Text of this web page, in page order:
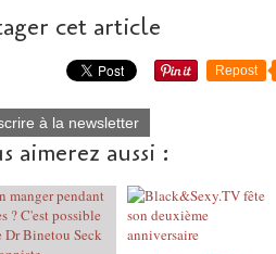
cet article
Repost
à la newsletter
aimerez aussi :